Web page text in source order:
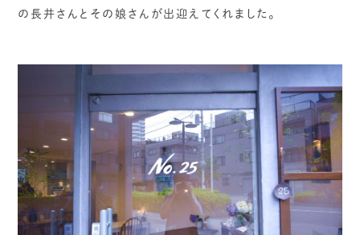
の長井さんとその娘さんが出迎えてくれました。